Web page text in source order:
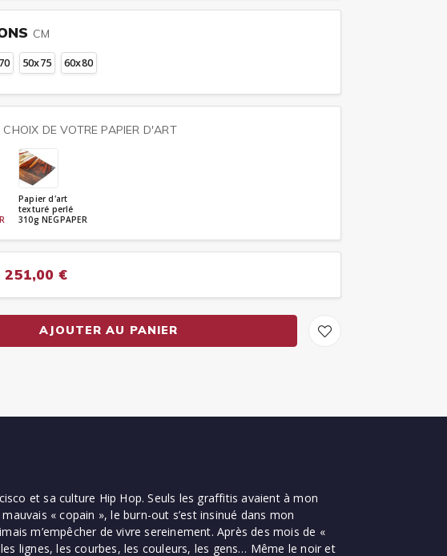
CM
50x75 60x80
CHOIX DE VOTRE PAPIER D'ART
Papier d'art
texturé perlé
310g NEGPAPER
251,00 €
AJOUTER AU PANIER
et sa culture Hip Hop. Seuls les graffitis avaient à mon
« copain », le burn-out s’est insinué dans mon
m’empêcher de vivre sereinement. Après des mois de «
lignes, les courbes, les couleurs, les gens… Même le noir et